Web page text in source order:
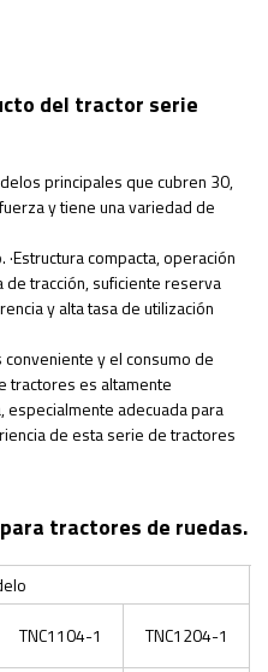
del tractor serie
principales que cubren 30,
y tiene una variedad de
compacta, operación
de tracción, suficiente reserva
y alta tasa de utilización
y el consumo de
tractores es altamente
especialmente adecuada para
de esta serie de tractores
tractores de ruedas.
TNC1104-1 TNC1204-1